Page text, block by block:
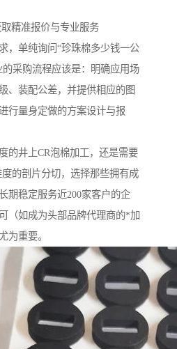
精准报价与专业服务
，单纯询问“珍珠棉多少钱一公
采购流程应该是：明确应用场
、装配公差，并提供相应的图
行量身定做的方案设计与报
的井上CR泡棉加工，还是需要
的剖片分切，选择那些拥有成
期稳定服务近200家客户的企
（如成为头部品牌代理商的*加
为重要。